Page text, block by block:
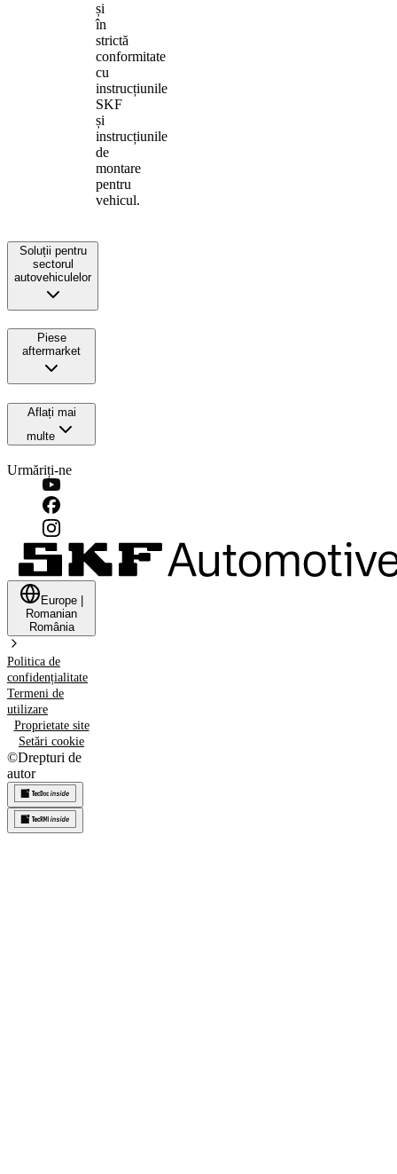
și
în
strictă
conformitate
cu
instrucțiunile
SKF
și
instrucțiunile
de
montare
pentru
vehicul.
Soluții pentru
sectorul
autovehiculelor
Piese
aftermarket
Aflați mai
multe
Urmăriți-ne
Europe
Romanian
România
Politica de
confidențialitate
Termeni de
utilizare
Proprietate site
Setări cookie
©Drepturi de
autor